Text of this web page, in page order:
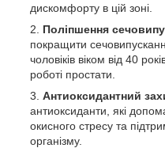
дискомфорту в цій зоні.
Поліпшення
покращити
чоловіків віком від 40
роботі простати.
Антиоксидантний
антиоксиданти, які
окисного стресу та
організму.